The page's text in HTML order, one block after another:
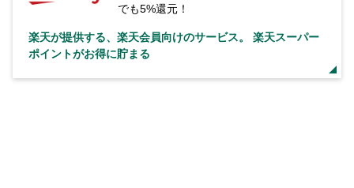
でも5%還元！
楽天が提供する、楽天会員向けのサービス。 楽天スーパー
ポイントがお得に貯まる